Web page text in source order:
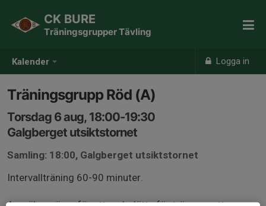
Kalender Logga in
CK BURE
Träningsgrupper Tävling
Träningsgrupp Röd (A)
Torsdag 6 aug, 18:00-19:30
Galgberget utsiktstornet
Samling: 18:00, Galgberget utsiktstornet
Intervallträning 60-90 minuter.